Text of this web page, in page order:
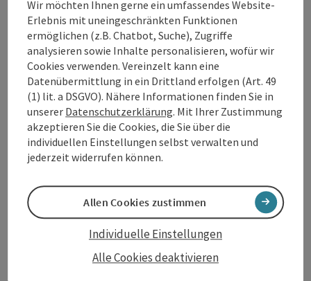
„Durstlöscher Bars“ mit regionalen Säften, Soda
und Wasser kostenfrei für unsere Hotelgäste!
DONAU.Erlebnis Card (zahlreiche Vorteile &
Ermäßigungen bei über 80 Partnern)
Gratis Walking-Stöcke für einen ½ Tag (nach
Verfügbarkeit)
Achtung: Sonntags keine Halbpension!
Angebot gültig je nach Verfügbarkeit, tägliche Anreise
möglich
Verpflegung
Halbpension
Wir möchten Ihnen gerne ein umfassendes Website-
Erlebnis mit uneingeschränkten Funktionen
ermöglichen (z.B. Chatbot, Suche), Zugriffe
analysieren sowie Inhalte personalisieren, wofür wir
Cookies verwenden. Vereinzelt kann eine
Datenübermittlung in ein Drittland erfolgen (Art. 49
(1) lit. a DSGVO). Nähere Informationen finden Sie in
unserer Datenschutzerklärung. Mit Ihrer Zustimmung
akzeptieren Sie die Cookies, die Sie über die
individuellen Einstellungen selbst verwalten und
jederzeit widerrufen können.
Alle Cookies deaktivieren
Individuelle Einstellungen
Allen Cookies zustimmen